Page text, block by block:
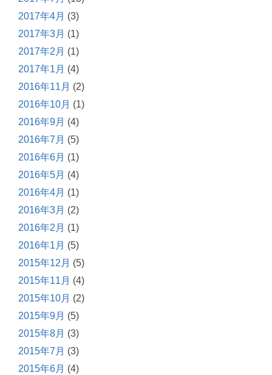
2017年4月 (3)
2017年3月 (1)
2017年2月 (1)
2017年1月 (4)
2016年11月 (2)
2016年10月 (1)
2016年9月 (4)
2016年7月 (5)
2016年6月 (1)
2016年5月 (4)
2016年4月 (1)
2016年3月 (2)
2016年2月 (1)
2016年1月 (5)
2015年12月 (5)
2015年11月 (4)
2015年10月 (2)
2015年9月 (5)
2015年8月 (3)
2015年7月 (3)
2015年6月 (4)